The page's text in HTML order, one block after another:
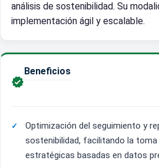
análisis de sostenibilidad. Su
implementación ágil y escalable.

Beneficios
Optimización del seguimiento y
sostenibilidad, facilitando la toma
estratégicas basadas en datos